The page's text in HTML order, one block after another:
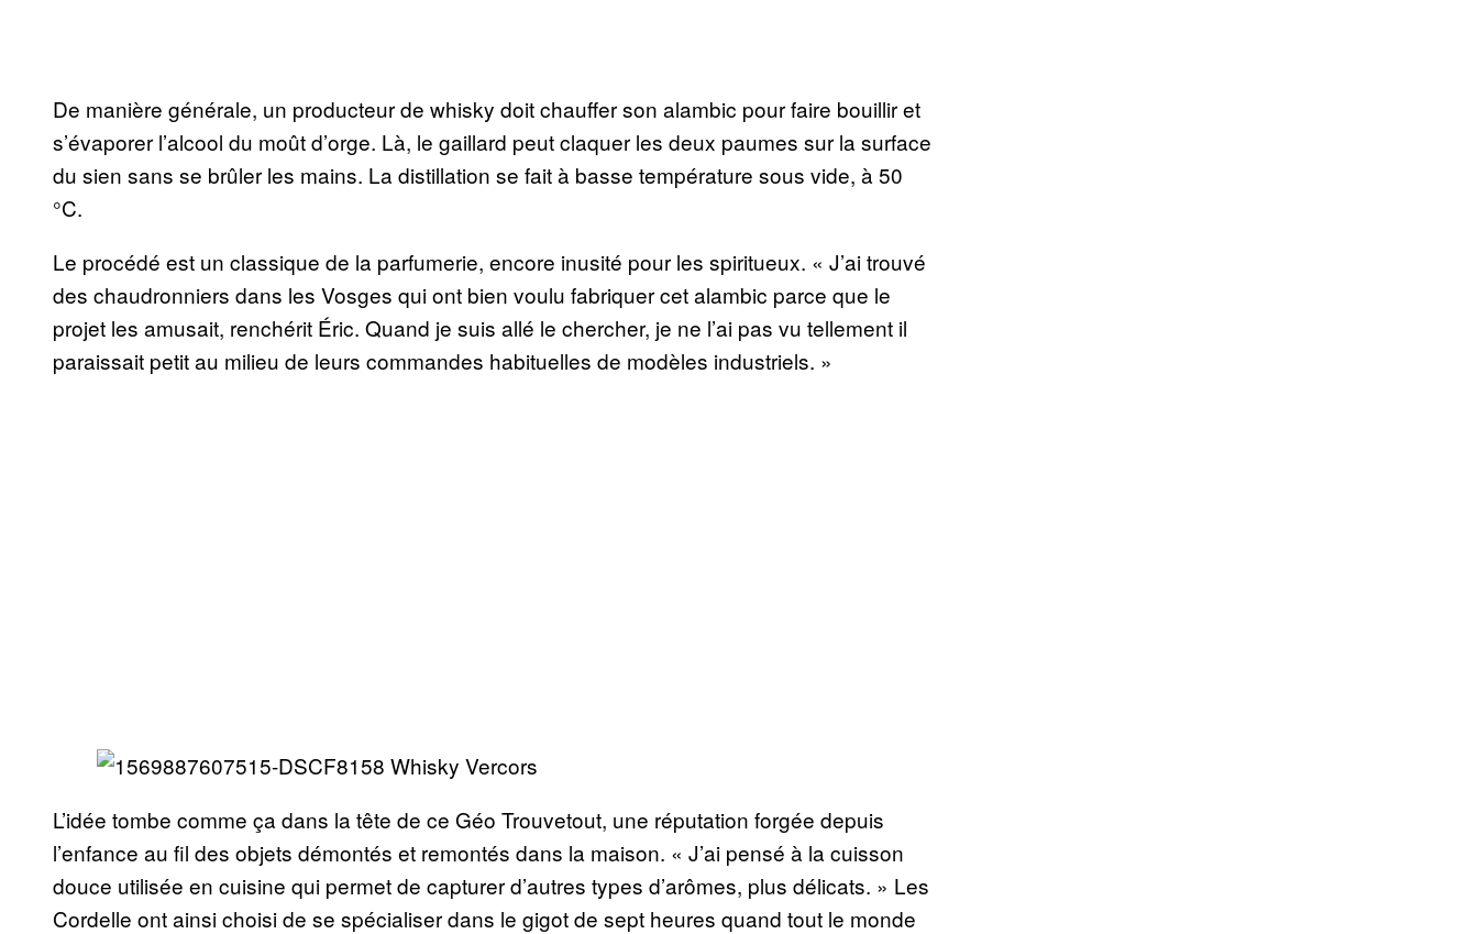
De manière générale, un producteur de whisky doit chauffer son alambic pour faire bouillir et
s’évaporer l’alcool du moût d’orge. Là, le gaillard peut claquer les deux paumes sur la surface
du sien sans se brûler les mains. La distillation se fait à basse température sous vide, à 50
°C.
Le procédé est un classique de la parfumerie, encore inusité pour les spiritueux. « J’ai trouvé
des chaudronniers dans les Vosges qui ont bien voulu fabriquer cet alambic parce que le
projet les amusait, renchérit Éric. Quand je suis allé le chercher, je ne l’ai pas vu tellement il
paraissait petit au milieu de leurs commandes habituelles de modèles industriels. »
L’idée tombe comme ça dans la tête de ce Géo Trouvetout, une réputation forgée depuis
l’enfance au fil des objets démontés et remontés dans la maison. « J’ai pensé à la cuisson
douce utilisée en cuisine qui permet de capturer d’autres types d’arômes, plus délicats. » Les
Cordelle ont ainsi choisi de se spécialiser dans le gigot de sept heures quand tout le monde